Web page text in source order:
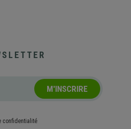
M'INSCRIRE
confidentialité